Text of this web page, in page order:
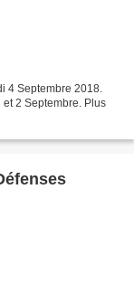
4 Septembre 2018.
2 Septembre. Plus